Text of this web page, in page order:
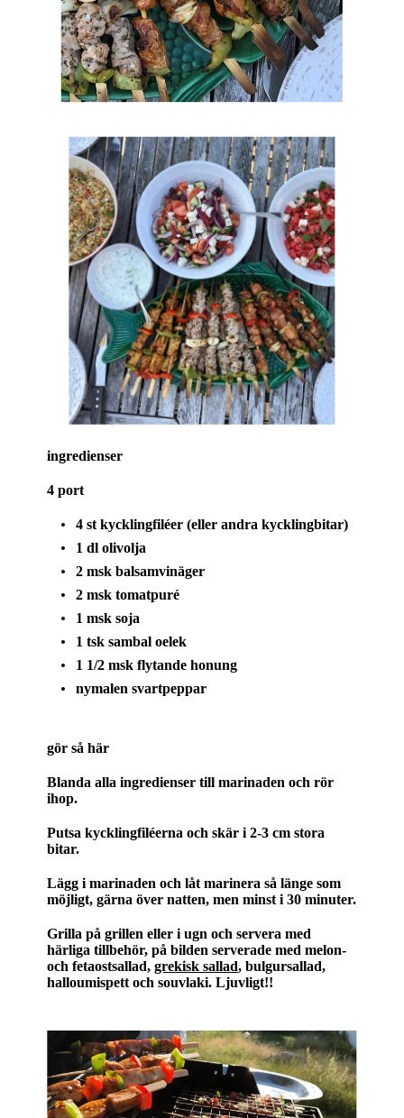
ingredienser
4 port
4 st kycklingfiléer (eller andra kycklingbitar)
1 dl olivolja
2 msk balsamvinäger
2 msk tomatpuré
1 msk soja
1 tsk sambal oelek
1 1/2 msk flytande honung
nymalen svartpeppar
gör så här
Blanda alla ingredienser till marinaden och rör
ihop.
Putsa kycklingfiléerna och skär i 2-3 cm stora
bitar.
Lägg i marinaden och låt marinera så länge som
möjligt, gärna över natten, men minst i 30 minuter.
Grilla på grillen eller i ugn och servera med
härliga tillbehör, på bilden serverade med melon-
och fetaostsallad,grekisk sallad, bulgursallad,
halloumispett och souvlaki. Ljuvligt!!